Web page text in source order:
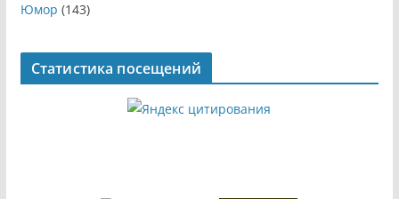
Юмор (143)
Статистика посещений